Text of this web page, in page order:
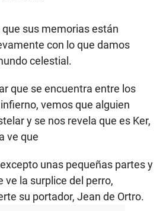
que sus memorias están
con lo que damos
celestial.
que se encuentra entre los
vemos que alguien
y se nos revela que es Ker,
ve que
unas pequeñas partes y
ve la surplice del perro,
su portador, Jean de Ortro.